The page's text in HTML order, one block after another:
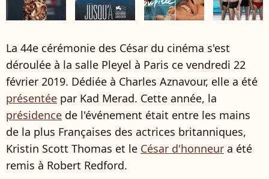
La 44e cérémonie des César du cinéma s'est
déroulée à la salle Pleyel à Paris ce vendredi 22
février 2019. Dédiée à Charles Aznavour, elle a été
présentée par Kad Merad. Cette année, la
présidence de l'événement était entre les mains
de la plus Françaises des actrices britanniques,
Kristin Scott Thomas et le César d'honneur a été
remis à Robert Redford.